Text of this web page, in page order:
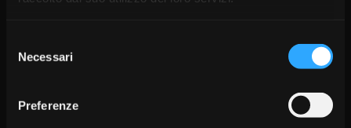
delNecessari
Preferenze